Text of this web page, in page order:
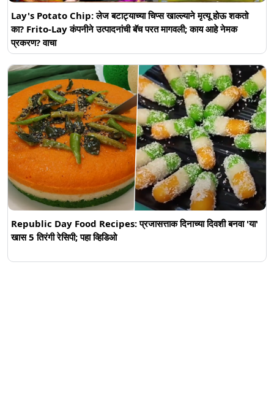
Lay's Potato Chip: लेज बटाट्याच्या चिप्स खाल्ल्याने मृत्यू होऊ शकतो
का? Frito-Lay कंपनीने उत्पादनांची बॅच परत मागवली; काय आहे नेमक
प्रकरण? वाचा
Republic Day Food Recipes: प्रजासत्ताक दिनाच्या दिवशी बनवा 'या'
खास 5 तिरंगी रेसिपी; पहा व्हिडिओ